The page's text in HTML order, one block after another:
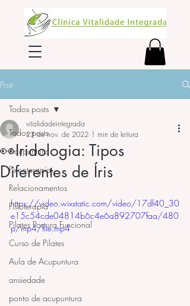
Post
Todos posts
Acupuntura
Psicoterapia
Relacionamentos
Fisioterapia
Pilates Postura Funcional
Curso de Pilates
Aula de Acupuntura
ansiedade
ponto de acupuntura
Todos posts
👀Iridologia: Tipos
Diferentes de Íris
vitalidadeintegrada
23 de nov. de 2022 1 min de leitura
https://video.wixstatic.com/video/17df40_30
e15c54cde04814b6c4e6a892707faa/480
p/mp4/file.mp4